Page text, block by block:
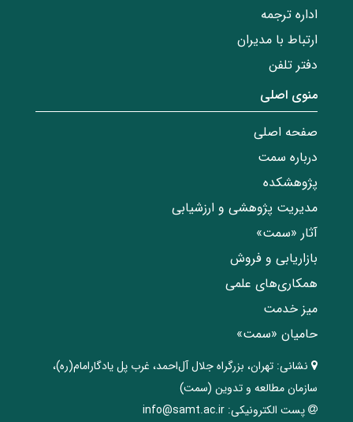
اداره ترجمه
ارتباط با مدیران
دفتر تلفن
منوی اصلی
صفحه اصلی
درباره سمت
پژوهشکده
مدیریت پژوهشی و ارزشیابی
آثار «سمت»
بازاریابی و فروش
همکاری‌های علمی
میز خدمت
حامیان «سمت»
نشانی: تهران، ‌بزرگراه ‌جلال آل‌احمد، غرب پل يادگار‌امام(ره)‌،
سازمان مطالعه و تدوین‌ (سمت)
پست الکترونیکی: info@samt.ac.ir